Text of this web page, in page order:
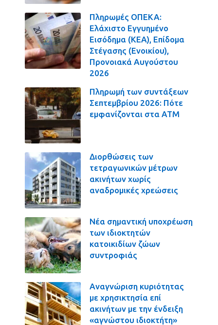
Πληρωμές ΟΠΕΚΑ:
Ελάχιστο Εγγυημένο
Εισόδημα (ΚΕΑ), Επίδομα
Στέγασης (Ενοικίου),
Προνοιακά Αυγούστου
2026
Πληρωμή των συντάξεων
Σεπτεμβρίου 2026: Πότε
εμφανίζονται στα ΑΤΜ
Διορθώσεις των
τετραγωνικών μέτρων
ακινήτων χωρίς
αναδρομικές χρεώσεις
Νέα σημαντική υποχρέωση
των ιδιοκτητών
κατοικιδίων ζώων
συντροφιάς
Αναγνώριση κυριότητας
με χρησικτησία επί
ακινήτων με την ένδειξη
«αγνώστου ιδιοκτήτη»